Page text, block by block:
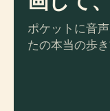
ポケットに音
たの本当の歩